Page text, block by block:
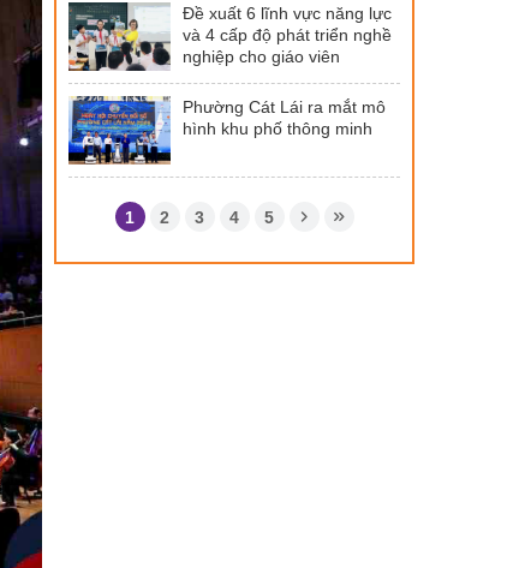
Đề xuất 6 lĩnh vực năng lực
và 4 cấp độ phát triển nghề
nghiệp cho giáo viên
Phường Cát Lái ra mắt mô
hình khu phố thông minh
1 2 3 4 5